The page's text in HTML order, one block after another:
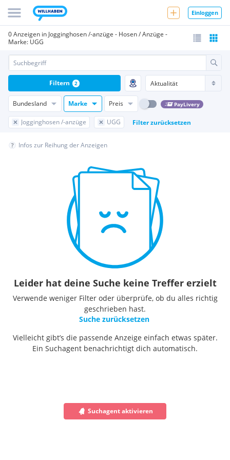
Einloggen
0 Anzeigen in Jogginghosen /-anzüge - Hosen / Anzüge -
Marke: UGG
Bundesland Marke Preis PayLivery
Jogginghosen /-anzüge UGG Filter zurücksetzen
Filtern 2
Infos zur Reihung der Anzeigen
Leider hat deine Suche keine Treffer erzielt
Verwende weniger Filter oder überprüfe, ob du alles richtig
geschrieben hast.
Suche zurücksetzen
Vielleicht gibt’s die passende Anzeige einfach etwas später.
Ein Suchagent benachrichtigt dich automatisch.
Suchagent aktivieren